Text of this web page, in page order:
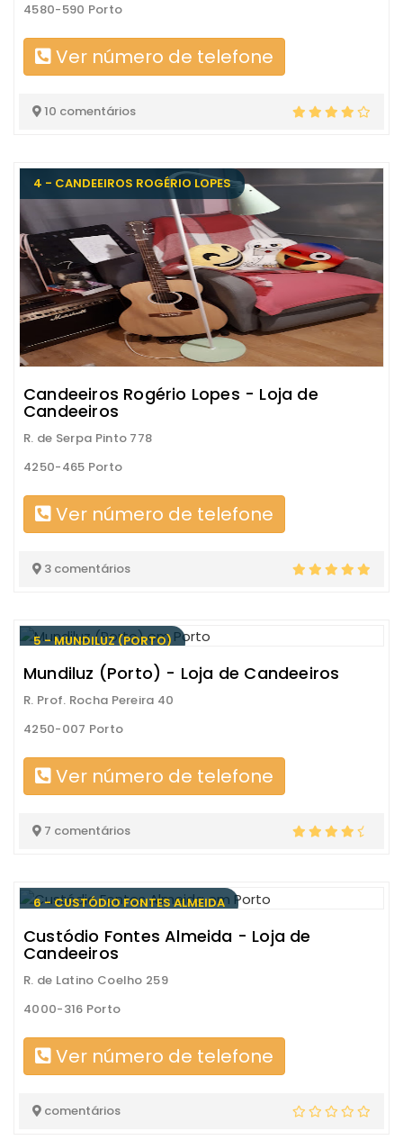
4580-590 Porto
Ver número de telefone
10 comentários
4 - CANDEEIROS ROGÉRIO LOPES
Candeeiros Rogério Lopes - Loja de
Candeeiros
R. de Serpa Pinto 778
4250-465 Porto
Ver número de telefone
3 comentários
5 - MUNDILUZ (PORTO)
Mundiluz (Porto) - Loja de Candeeiros
R. Prof. Rocha Pereira 40
4250-007 Porto
Ver número de telefone
7 comentários
6 - CUSTÓDIO FONTES ALMEIDA
Custódio Fontes Almeida - Loja de
Candeeiros
R. de Latino Coelho 259
4000-316 Porto
Ver número de telefone
comentários